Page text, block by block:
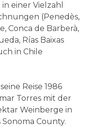
einer Vielzahl
(Penedès,
Conca de Barberà,
Rías Baixas
in Chile
Reise 1986
Torres mit der
Weinberge in
County.